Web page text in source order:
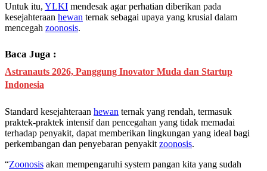
Untuk itu, YLKI mendesak agar perhatian diberikan pada
kesejahteraan hewan ternak sebagai upaya yang krusial dalam
mencegah zoonosis.
Baca Juga :
Astranauts 2026, Panggung Inovator Muda dan Startup
Indonesia
Standard kesejahteraan hewan ternak yang rendah, termasuk
praktek-praktek intensif dan pencegahan yang tidak memadai
terhadap penyakit, dapat memberikan lingkungan yang ideal bagi
perkembangan dan penyebaran penyakit zoonosis.
“Zoonosis akan mempengaruhi system pangan kita yang sudah